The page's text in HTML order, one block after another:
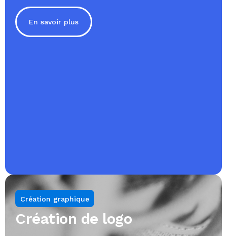
En savoir plus
Création graphique
Création de logo